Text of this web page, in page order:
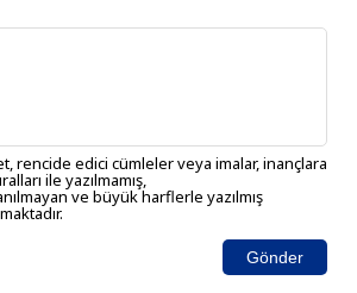
rencide edici cümleler veya imalar, inançlara
ile yazılmamış,
ve büyük harflerle yazılmış
Gönder